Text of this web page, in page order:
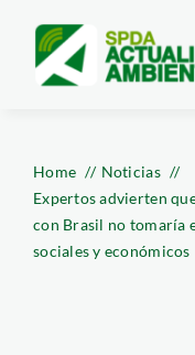
content
Home
Noticias
Expertos advierten
con Brasil no tomaría
sociales y económicos